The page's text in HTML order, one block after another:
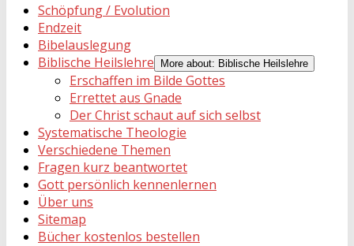
Schöpfung / Evolution
Endzeit
Bibelauslegung
Biblische Heilslehre
More about: Biblische Heilslehre
Erschaffen im Bilde Gottes
Errettet aus Gnade
Der Christ schaut auf sich selbst
Systematische Theologie
Verschiedene Themen
Fragen kurz beantwortet
Gott persönlich kennenlernen
Über uns
Sitemap
Bücher kostenlos bestellen